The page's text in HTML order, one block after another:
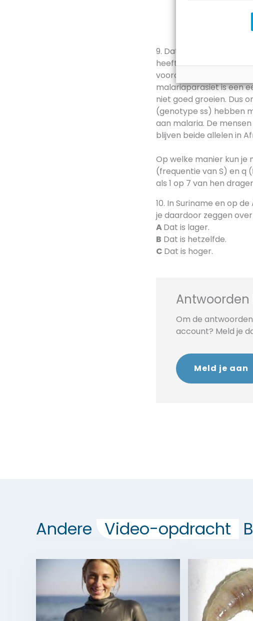
9. Dat deze ziekte
heeft met de
voorouders die
malariaparasiet is een
niet goed groeien. Dus
(genotype ss) hebben
aan malaria. De
blijven beide allelen in
Op welke manier kun je
(frequentie van S) en q
als 1 op 7 van hen
10. In Suriname en op
je daardoor zeggen
ADat is lager.
B Dat is hetzelfde.
C Dat is hoger.
Antwoorden
Om de
account? Meld je
Meld je aan
Andere Video-opdracht